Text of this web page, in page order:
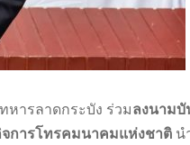
ารลาดกระบัง ร่วมลงนาม
การโทรคมนาคมแห่งชาติ น